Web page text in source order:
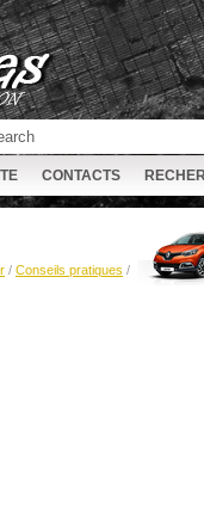
CONTACTS
/ Conseils pratiques /